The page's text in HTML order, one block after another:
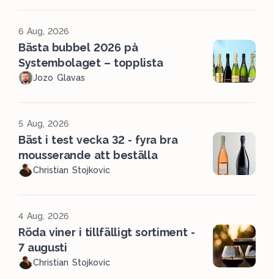
6 Aug, 2026
Bästa bubbel 2026 på
Systembolaget – topplista
Jozo Glavas
5 Aug, 2026
Bäst i test vecka 32 - fyra bra
mousserande att beställa
Christian Stojkovic
4 Aug, 2026
Röda viner i tillfälligt sortiment -
7 augusti
Christian Stojkovic